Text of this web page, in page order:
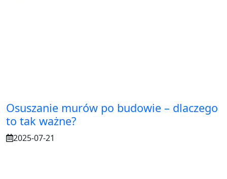
Osuszanie murów po budowie – dlaczego
to tak ważne?
2025-07-21